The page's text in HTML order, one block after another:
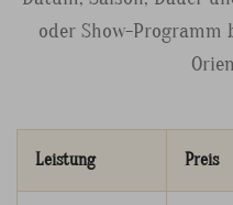
oder Show-Programm
Leistung Preis